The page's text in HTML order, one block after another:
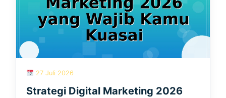
27 Juli 2026
Strategi Digital Marketing 2026